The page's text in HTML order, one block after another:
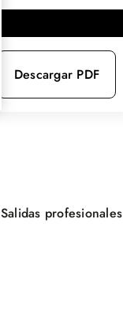
Descargar PDF
Salidas profesionales